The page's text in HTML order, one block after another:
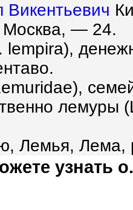
Москва, — 24.
lempira),
лемуры
Лемья, Лема,
узнать